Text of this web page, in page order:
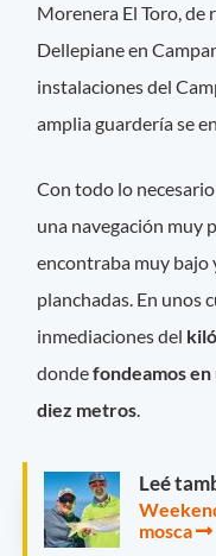
Morenera El Toro,
Dellepiane en
instalaciones del
amplia guardería se
Con todo lo
una navegación muy
encontraba muy bajo
planchadas. En unos
inmediaciones del
dondefondeamos
diez metros.
Leé
mosca